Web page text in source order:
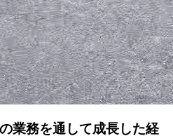
業務を通して成長した経